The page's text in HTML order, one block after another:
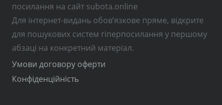
посилання на сайт subota.online
Для інтернет-видань обов’язкове пряме, відкрите
для пошукових систем гіперпосилання у першому
абзаці на конкретний матеріал.
Умови договору оферти
Конфіденційність